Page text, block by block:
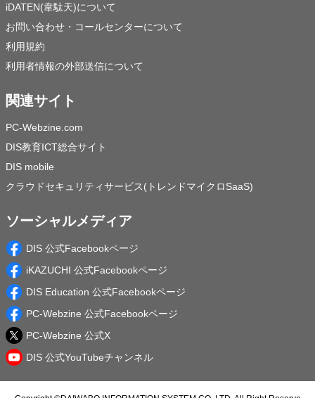
iDATEN(韋駄天)について
お問い合わせ・コールセンターについて
利用規約
利用者情報の外部送信について
関連サイト
PC-Webzine.com
DIS教育ICT総合サイト
DIS mobile
クラウドセキュリティサービス(トレンドマイクロSaaS)
ソーシャルメディア
DIS 公式Facebookページ
iKAZUCHI 公式Facebookページ
DIS Education 公式Facebookページ
PC-Webzine 公式Facebookページ
PC-Webzine 公式X
DIS 公式YouTubeチャンネル